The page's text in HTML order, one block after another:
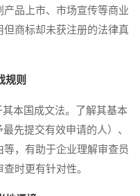
品上市、市场宣传等商业
商标却未获注册的法律真
规则
本国成文法。了解其基本
先提交有效申请的人）、
，有助于企业理解审查员
时更有针对性。